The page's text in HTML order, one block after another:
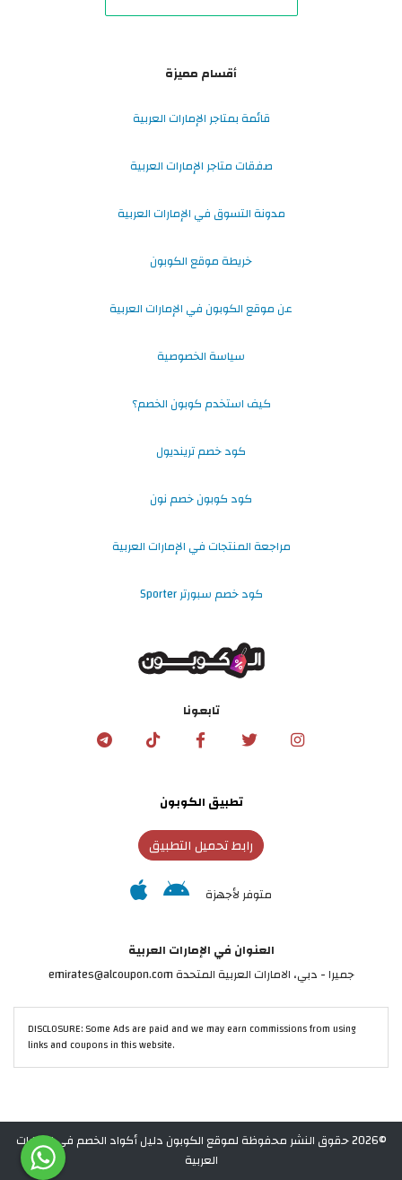
أقسام مميزة
قائمة بمتاجر الإمارات العربية
صفقات متاجر الإمارات العربية
مدونة التسوق في الإمارات العربية
خريطة موقع الكوبون
عن موقع الكوبون في الإمارات العربية
سياسة الخصوصية
كيف استخدم كوبون الخصم؟
كود خصم ترينديول
كود كوبون خصم نون
مراجعة المنتجات في الإمارات العربية
كود خصم سبورتر Sporter
تابعونا
تطبيق الكوبون
رابط تحميل التطبيق
متوفر لأجهزة
العنوان في الإمارات العربية
جميرا - دبي، الامارات العربية المتحدة emirates@alcoupon.com
DISCLOSURE: Some Ads are paid and we may earn commissions from using
links and coupons in this website.
©2026 حقوق النشر محفوظة لموقع الكوبون دليل أكواد الخصم في الإمارات
العربية